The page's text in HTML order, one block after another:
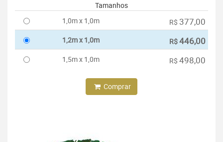
Tamanhos
1,0m x 1,0m
R$ 377,00
1,2m x 1,0m R$446,00
1,5m x 1,0m R$ 498,00
Comprar